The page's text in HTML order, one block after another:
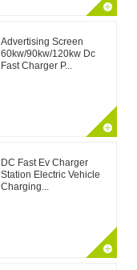
Advertising Screen
60kw/90kw/120kw Dc
Fast Charger P...
DC Fast Ev Charger
Station Electric Vehicle
Charging...